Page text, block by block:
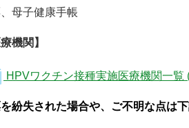
母子健康手帳
機関】
HPVワクチン接種実施医療機関一覧
紛失された場合や、ご不明な点は